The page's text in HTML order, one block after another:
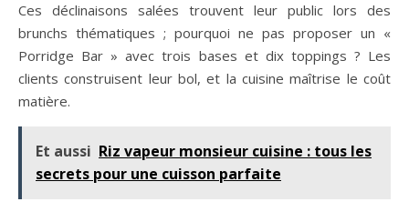
Ces déclinaisons salées trouvent leur public lors des
brunchs thématiques ; pourquoi ne pas proposer un «
Porridge Bar » avec trois bases et dix toppings ? Les
clients construisent leur bol, et la cuisine maîtrise le coût
matière.
Et aussi Riz vapeur monsieur cuisine : tous les
secrets pour une cuisson parfaite